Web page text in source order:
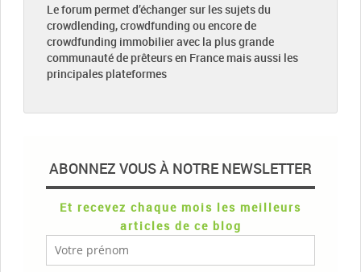
Le forum permet d’échanger sur les sujets du
crowdlending, crowdfunding ou encore de
crowdfunding immobilier avec la plus grande
communauté de prêteurs en France mais aussi les
principales plateformes
ABONNEZ VOUS À NOTRE NEWSLETTER
Et recevez chaque mois les meilleurs
articles de ce blog